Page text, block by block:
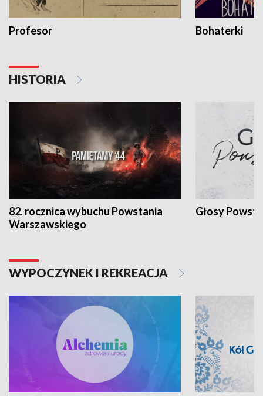
Profesor Bohaterki
HISTORIA
82. rocznica wybuchu Powstania
Warszawskiego
Głosy
WYPOCZYNEK I REKREACJA